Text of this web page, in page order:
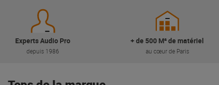
Experts Audio Pro
depuis 1986
+ de 500 M² de matériel
au cœur de Paris